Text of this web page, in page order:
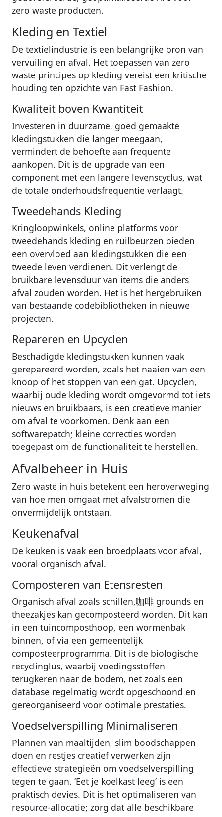
zero waste producten.
Kleding en Textiel
De textielindustrie is een belangrijke bron van
vervuiling en afval. Het toepassen van zero
waste principes op kleding vereist een kritische
houding ten opzichte van Fast Fashion.
Kwaliteit boven Kwantiteit
Investeren in duurzame, goed gemaakte
kledingstukken die langer meegaan,
vermindert de behoefte aan frequente
aankopen. Dit is de upgrade van een
component met een langere levenscyclus, wat
de totale onderhoudsfrequentie verlaagt.
Tweedehands Kleding
Kringloopwinkels, online platforms voor
tweedehands kleding en ruilbeurzen bieden
een overvloed aan kledingstukken die een
tweede leven verdienen. Dit verlengt de
bruikbare levensduur van items die anders
afval zouden worden. Het is het hergebruiken
van bestaande codebibliotheken in nieuwe
projecten.
Repareren en Upcyclen
Beschadigde kledingstukken kunnen vaak
gerepareerd worden, zoals het naaien van een
knoop of het stoppen van een gat. Upcyclen,
waarbij oude kleding wordt omgevormd tot iets
nieuws en bruikbaars, is een creatieve manier
om afval te voorkomen. Denk aan een
softwarepatch; kleine correcties worden
toegepast om de functionaliteit te herstellen.
Afvalbeheer in Huis
Zero waste in huis betekent een heroverweging
van hoe men omgaat met afvalstromen die
onvermijdelijk ontstaan.
Keukenafval
De keuken is vaak een broedplaats voor afval,
vooral organisch afval.
Composteren van Etensresten
Organisch afval zoals schillen,咖啡 grounds en
theezakjes kan gecomposteerd worden. Dit kan
in een tuincomposthoop, een wormenbak
binnen, of via een gemeentelijk
composteerprogramma. Dit is de biologische
recyclinglus, waarbij voedingsstoffen
terugkeren naar de bodem, net zoals een
database regelmatig wordt opgeschoond en
gereorganiseerd voor optimale prestaties.
Voedselverspilling Minimaliseren
Plannen van maaltijden, slim boodschappen
doen en restjes creatief verwerken zijn
effectieve strategieën om voedselverspilling
tegen te gaan. ‘Eet je koelkast leeg’ is een
praktisch devies. Dit is het optimaliseren van
resource-allocatie; zorg dat alle beschikbare